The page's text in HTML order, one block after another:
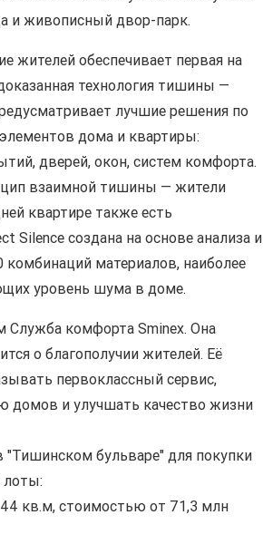
и живописный двор-парк.
жителей обеспечивает первая на
технология тишины —
лучшие решения по
дома и квартиры:
дверей, окон, систем комфорта.
взаимной тишины — жители
квартире также есть
Silence создана на основе анализа и
комбинаций материалов, наиболее
уровень шума в доме.
Служба комфорта Smineх. Она
о благополучии жителей. Её
первоклассный сервис,
домов и улучшать качество жизни
бульваре" для покупки
кв.м, стоимостью от 71,3 млн